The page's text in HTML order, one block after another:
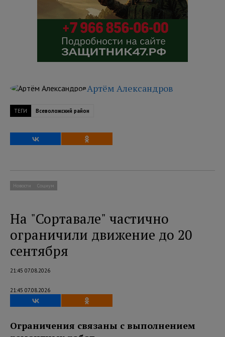
Артём Александров
ТЕГИ Всеволожский район
Новости Социум
На "Сортавале" частично
ограничили движение до 20
сентября
21:45 07.08.2026
21:45 07.08.2026
Ограничения связаны с выполнением